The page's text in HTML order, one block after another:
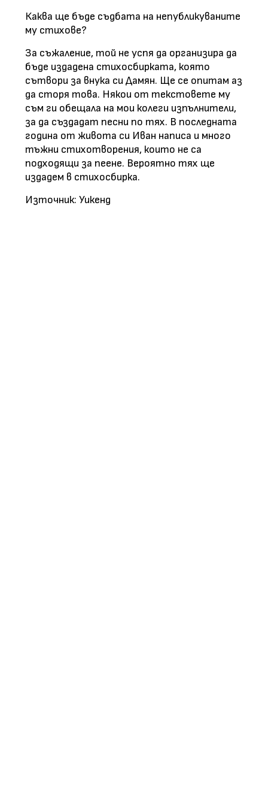
Каква ще бъде съдбата на непубликуваните
му стихове?
За съжаление, той не успя да организира да
бъде издадена стихосбирката, която
сътвори за внука си Дамян. Ще се опитам аз
да сторя това. Някои от текстовете му
съм ги обещала на мои колеги изпълнители,
за да създадат песни по тях. В последната
година от живота си Иван написа и много
тъжни стихотворения, които не са
подходящи за пеене. Вероятно тях ще
издадем в стихосбирка.
Източник: Уикенд